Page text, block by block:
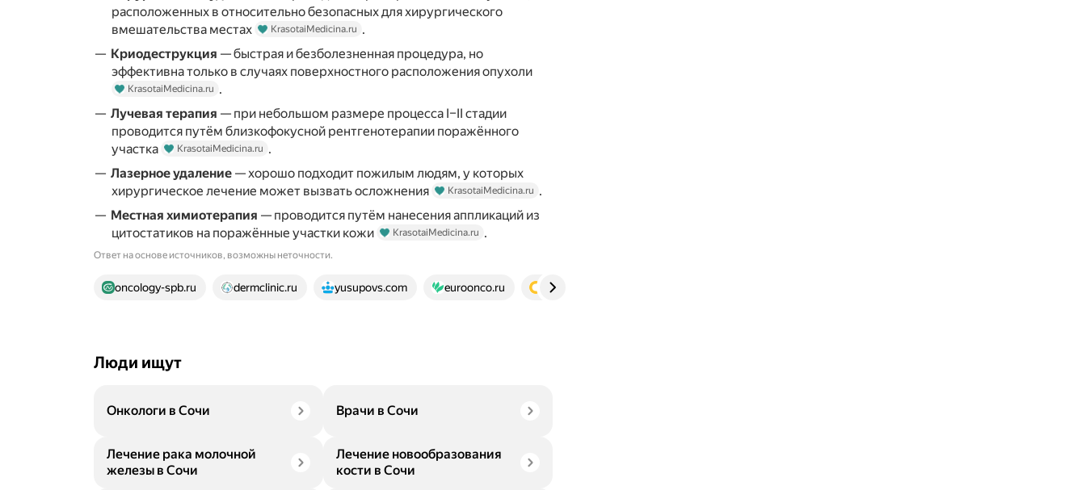
расположенных в относительно безопасных для хирургического
вмешательства местах
KrasotaiMedicina.ru .
Криодеструкция — быстрая и безболезненная процедура, но
эффективна только в случаях поверхностного расположения опухоли
KrasotaiMedicina.ru .
Лучевая терапия — при небольшом размере процесса I–II стадии
проводится путём близкофокусной рентгенотерапии поражённого
участка
KrasotaiMedicina.ru .
Лазерное удаление — хорошо подходит пожилым людям, у которых
хирургическое лечение может вызвать осложнения
KrasotaiMedicina.ru .
Местная химиотерапия — проводится путём нанесения аппликаций из
цитостатиков на поражённые участки кожи
KrasotaiMedicina.ru .
Ответ на основе источников, возможны неточности.
12 источников
oncology-spb.ru dermclinic.ru yusupovs.com euroonco.ru klinikasoyuz.ru
Люди ищут
Онкологи в Сочи Врачи в Сочи
Лечение рака молочной
железы в Сочи
Лечение новообразования
кости в Сочи